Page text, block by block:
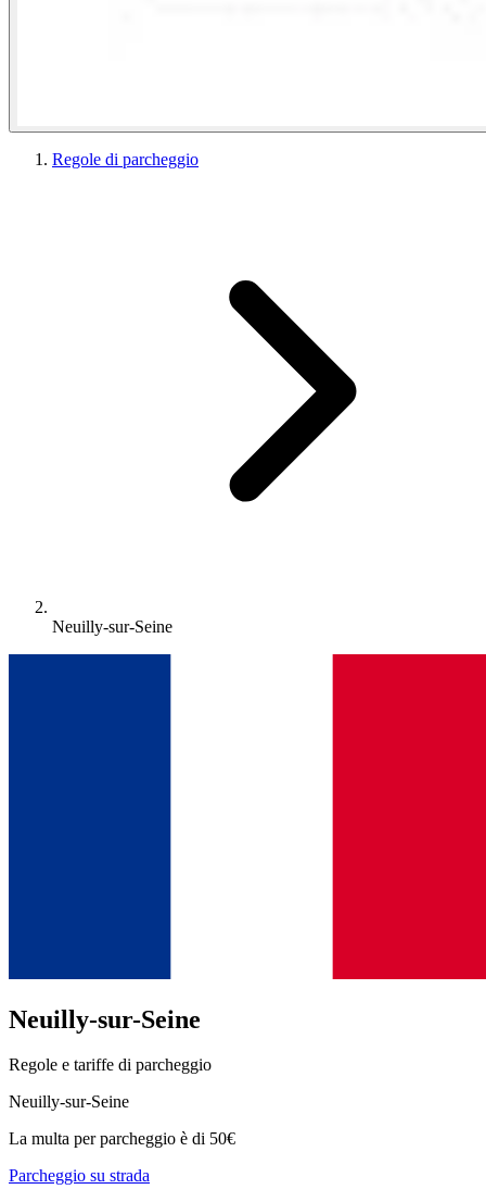
Regole di parcheggio
Neuilly-sur-Seine
Neuilly-sur-Seine
Regole e tariffe di parcheggio
Neuilly-sur-Seine
La multa per parcheggio è di 50€
Parcheggio su strada